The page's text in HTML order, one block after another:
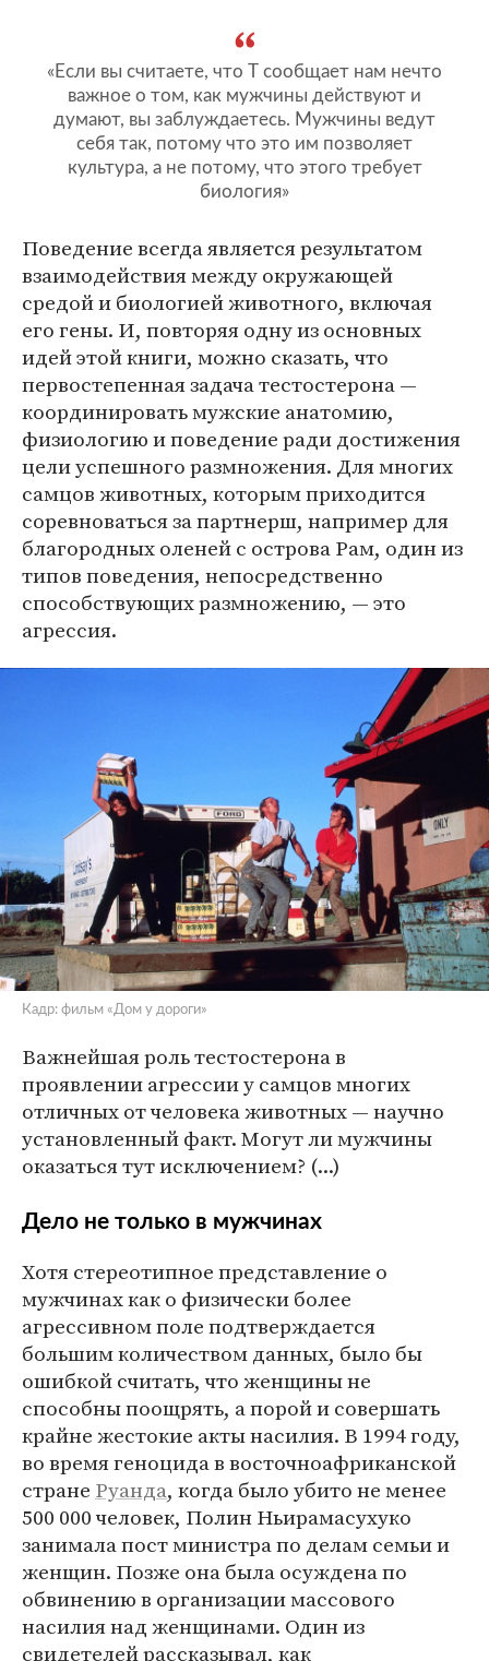
«Если вы считаете, что Т сообщает нам нечто
важное о том, как мужчины действуют и
думают, вы заблуждаетесь. Мужчины ведут
себя так, потому что это им позволяет
культура, а не потому, что этого требует
биология»
Поведение всегда является результатом
взаимодействия между окружающей
средой и биологией животного, включая
его гены. И, повторяя одну из основных
идей этой книги, можно сказать, что
первостепенная задача тестостерона —
координировать мужские анатомию,
физиологию и поведение ради достижения
цели успешного размножения. Для многих
самцов животных, которым приходится
соревноваться за партнерш, например для
благородных оленей с острова Рам, один из
типов поведения, непосредственно
способствующих размножению, — это
агрессия.
Кадр: фильм «Дом у дороги»
Важнейшая роль тестостерона в
проявлении агрессии у самцов многих
отличных от человека животных — научно
установленный факт. Могут ли мужчины
оказаться тут исключением? (...)
Дело не только в мужчинах
Хотя стереотипное представление о
мужчинах как о физически более
агрессивном поле подтверждается
большим количеством данных, было бы
ошибкой считать, что женщины не
способны поощрять, а порой и совершать
крайне жестокие акты насилия. В 1994 году,
во время геноцида в восточноафриканской
стране Руанда, когда было убито не менее
500 000 человек, Полин Ньирамасухуко
занимала пост министра по делам семьи и
женщин. Позже она была осуждена по
обвинению в организации массового
насилия над женщинами. Один из
свидетелей рассказывал, как